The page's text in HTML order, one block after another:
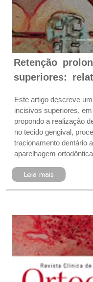
Retenção
superiores:
Este artigo descreve
incisivos superiores,
propondo a realização
no tecido gengival,
tracionamento dentário
aparelhagem
Leia mais